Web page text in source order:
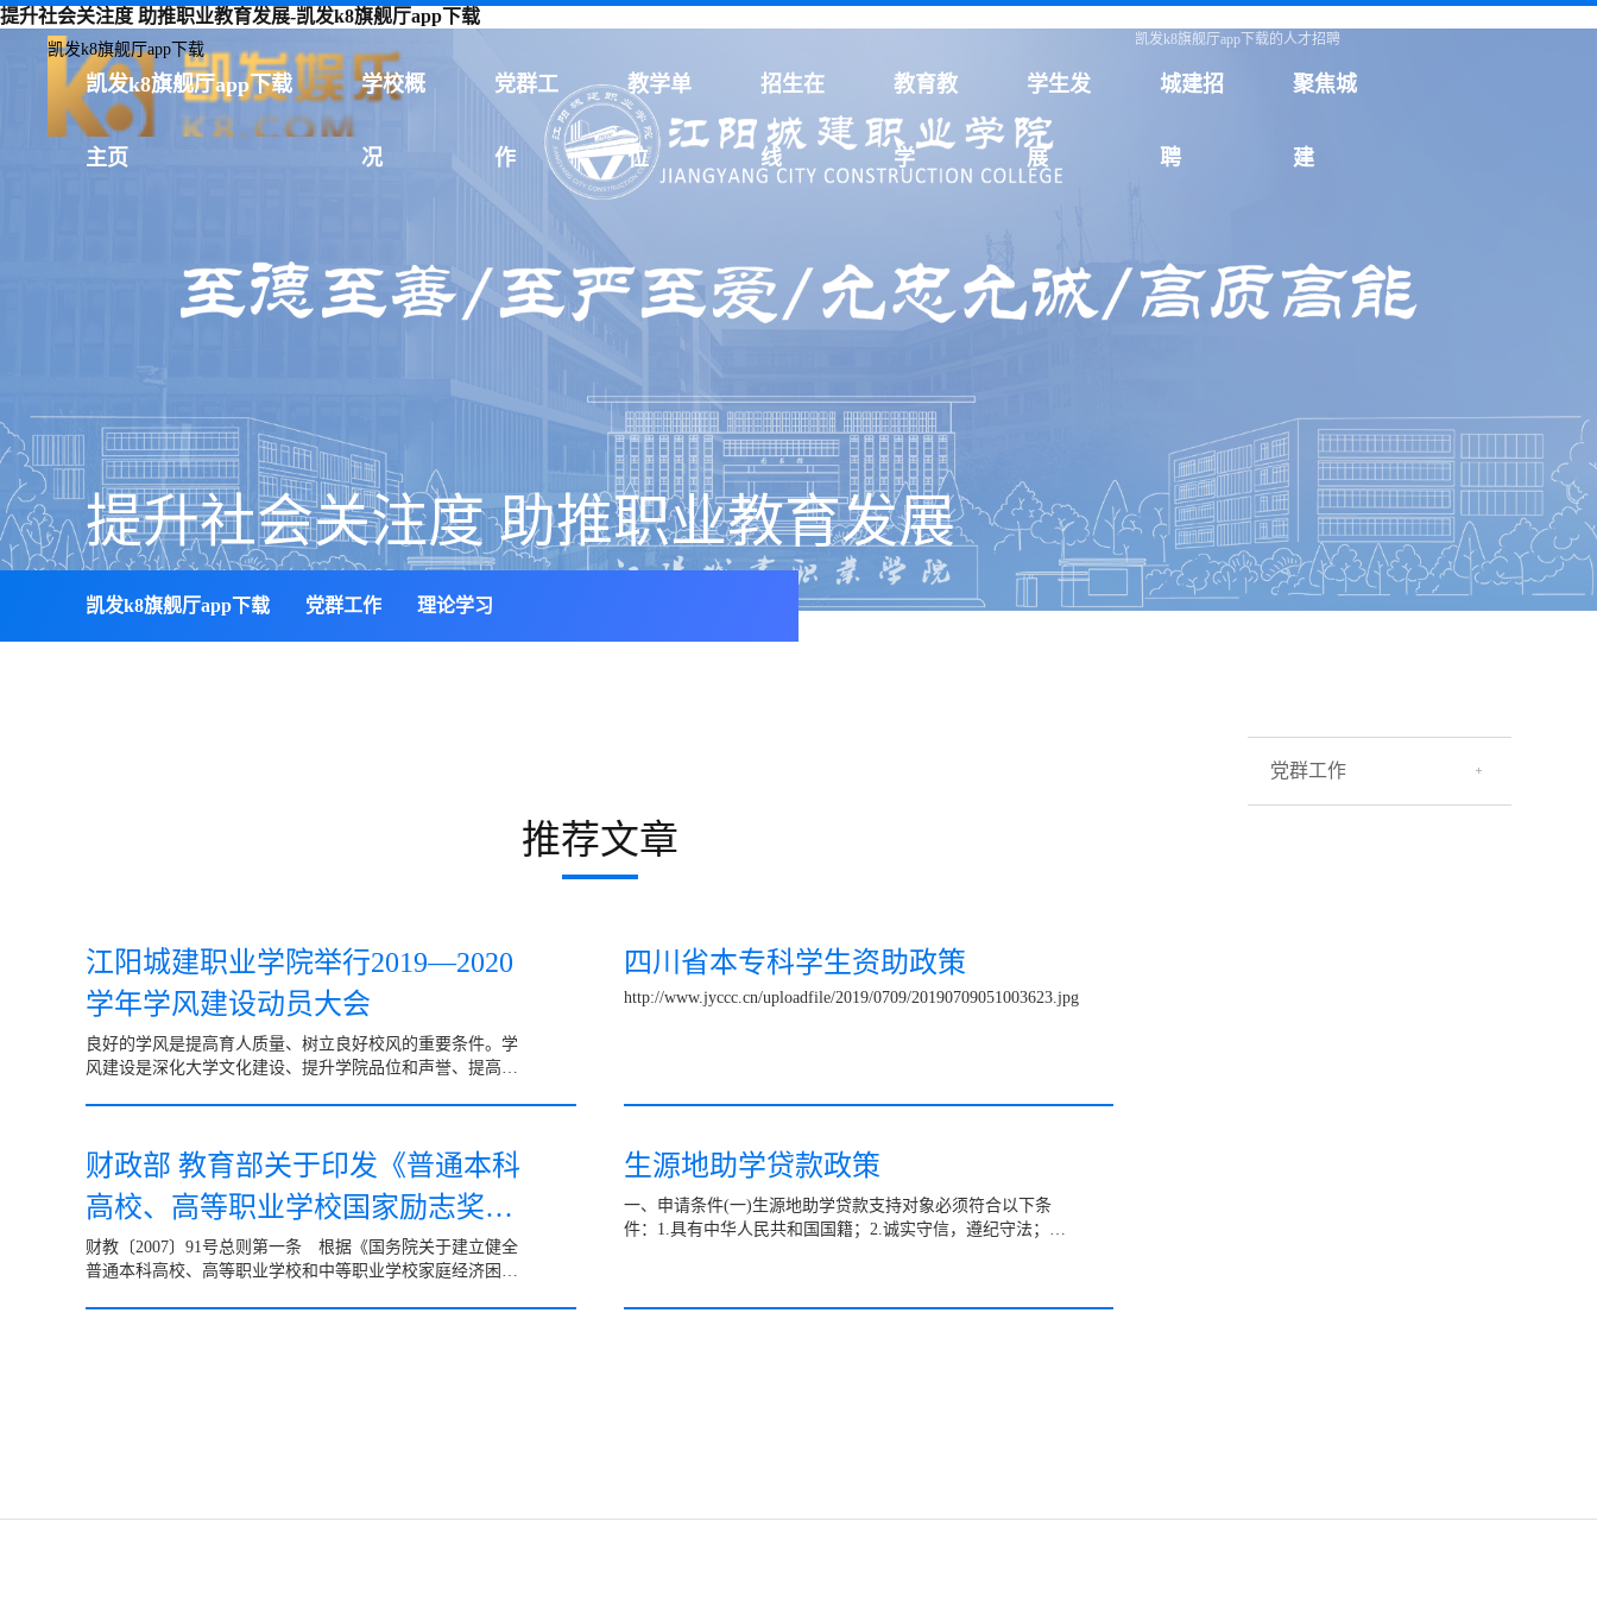
提升社会关注度 助推职业教育发展-凯发k8旗舰厅app下载
凯发k8旗舰厅app下载
凯发k8旗舰厅app下载的人才招聘
凯发k8旗舰厅app下载
主页
学校概
况
党群工
作
教学单
位
招生在
线
教育教
学
学生发
展
城建招
聘
聚焦城
建
提升社会关注度 助推职业教育发展
凯发k8旗舰厅app下载 党群工作 理论学习
党群工作
推荐文章
江阳城建职业学院举行2019—2020
学年学风建设动员大会
良好的学风是提高育人质量、树立良好校风的重要条件。学
风建设是深化大学文化建设、提升学院品位和声誉、提高核
四川省本专科学生资助政策
http://www.jyccc.cn/uploadfile/2019/0709/20190709051003623.jpg
财政部 教育部关于印发《普通本科
高校、高等职业学校国家励志奖学
金管理暂行办法》的
财教〔2007〕91号总则第一条 根据《国务院关于建立健全
普通本科高校、高等职业学校和中等职业学校家庭经济困难
生源地助学贷款政策
一、申请条件(一)生源地助学贷款支持对象必须符合以下条
件：1.具有中华人民共和国国籍；2.诚实守信，遵纪守法；3.